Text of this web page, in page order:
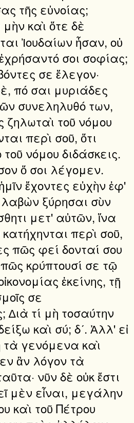
τῆς εὐνοίας;
καὶ ὅτε δὲ
Ἰουδαίων ἦσαν, οὐ
σοι σοφίας;
σε ἔλεγον·
πό σαι μυριάδες
συνεληλυθό των,
ζηλωταὶ τοῦ νόμου
περὶ σοῦ, ὅτι
νόμου διδάσκεις.
ὅ σοι λέγομεν.
ἔχοντες εὐχὴν ἐφ'
λαβὼν ξύρησαι σὺν
μετ' αὐτῶν, ἵνα
περὶ σοῦ,
πῶς φεί δονταί σου
κρύπτουσί σε τῷ
ἐκείνης, τῇ
σε
∆ιὰ τί μὴ τοσαύτην
καὶ σύ; δʹ. Ἀλλ' εἰ
γενόμενα καὶ
ἂν λόγον τὰ
νῦν δὲ οὐκ ἔστι
μὲν εἶναι, μεγάλην
καὶ τοῦ Πέτρου